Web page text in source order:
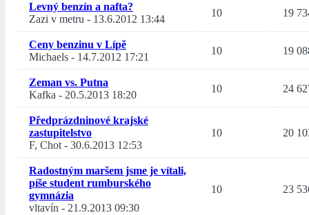
Levný benzín a nafta?
Zazi v metru - 13.6.2012 13:44
10 19
Ceny benzinu v Lípě
Michaels - 14.7.2012 17:21
10 19
Zeman vs. Putna
Kafka - 20.5.2013 18:20
10 24
Předprázdninové krajské
zastupitelstvo
F, Chot- 30.6.2013 12:53
10 20
Radostným maršem jsme je vítali,
píše student rumburského
gymnázia
vltavín - 21.9.2013 09:30
10 23